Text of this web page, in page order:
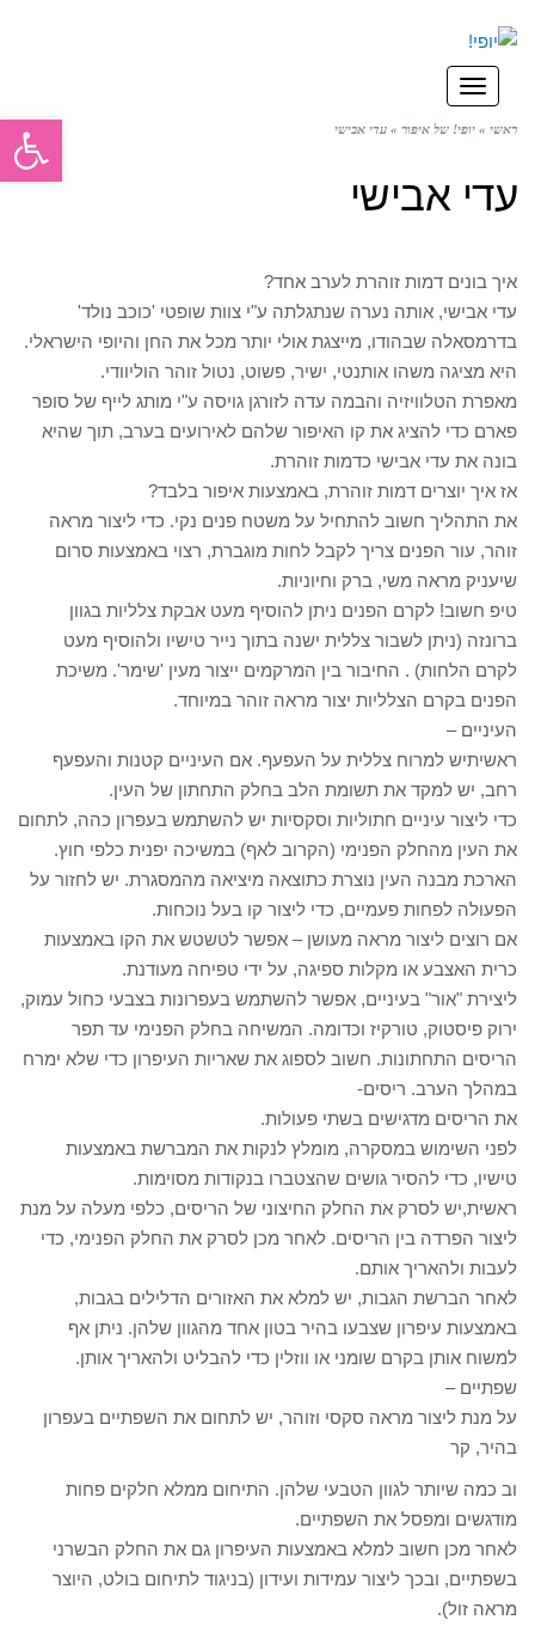
תפריט
ראשי » יופי! של איפור » עדי אבישי
עדי אבישי
איך בונים דמות זוהרת לערב אחד?
עדי אבישי, אותה נערה שנתגלתה ע"י צוות שופטי 'כוכב נולד'
בדרמסאלה שבהודו, מייצגת אולי יותר מכל את החן והיופי הישראלי.
היא מציגה משהו אותנטי, ישיר, פשוט, נטול זוהר הוליוודי.
מאפרת הטלוויזיה והבמה עדה לזורגן גויסה ע"י מותג לייף של סופר
פארם כדי להציג את קו האיפור שלהם לאירועים בערב, תוך שהיא
בונה את עדי אבישי כדמות זוהרת.
אז איך יוצרים דמות זוהרת, באמצעות איפור בלבד?
את התהליך חשוב להתחיל על משטח פנים נקי. כדי ליצור מראה
זוהר, עור הפנים צריך לקבל לחות מוגברת, רצוי באמצעות סרום
שיעניק מראה משי, ברק וחיוניות.
טיפ חשוב! לקרם הפנים ניתן להוסיף מעט אבקת צלליות בגוון
ברונזה (ניתן לשבור צללית ישנה בתוך נייר טישיו ולהוסיף מעט
לקרם הלחות) . החיבור בין המרקמים ייצור מעין 'שימר'. משיכת
הפנים בקרם הצלליות יצור מראה זוהר במיוחד.
העיניים –
ראשיתיש למרוח צללית על העפעף. אם העיניים קטנות והעפעף
רחב, יש למקד את תשומת הלב בחלק התחתון של העין.
כדי ליצור עיניים חתוליות וסקסיות יש להשתמש בעפרון כהה, לתחום
את העין מהחלק הפנימי (הקרוב לאף) במשיכה יפנית כלפי חוץ.
הארכת מבנה העין נוצרת כתוצאה מיציאה מהמסגרת. יש לחזור על
הפעולה לפחות פעמיים, כדי ליצור קו בעל נוכחות.
אם רוצים ליצור מראה מעושן – אפשר לטשטש את הקו באמצעות
כרית האצבע או מקלות ספיגה, על ידי טפיחה מעודנת.
ליצירת "אור" בעיניים, אפשר להשתמש בעפרונות בצבעי כחול עמוק,
ירוק פיסטוק, טורקיז וכדומה. המשיחה בחלק הפנימי עד תפר
הריסים התחתונות. חשוב לספוג את שאריות העיפרון כדי שלא ימרח
במהלך הערב. ריסים-
את הריסים מדגישים בשתי פעולות.
לפני השימוש במסקרה, מומלץ לנקות את המברשת באמצעות
טישיו, כדי להסיר גושים שהצטברו בנקודות מסוימות.
ראשית,יש לסרק את החלק החיצוני של הריסים, כלפי מעלה על מנת
ליצור הפרדה בין הריסים. לאחר מכן לסרק את החלק הפנימי, כדי
לעבות ולהאריך אותם.
לאחר הברשת הגבות, יש למלא את האזורים הדלילים בגבות,
באמצעות עיפרון שצבעו בהיר בטון אחד מהגוון שלהן. ניתן אף
למשוח אותן בקרם שומני או ווזלין כדי להבליט ולהאריך אותן.
שפתיים –
על מנת ליצור מראה סקסי וזוהר, יש לתחום את השפתיים בעפרון
בהיר, קר
וב כמה שיותר לגוון הטבעי שלהן. התיחום ממלא חלקים פחות
מודגשים ומפסל את השפתיים.
לאחר מכן חשוב למלא באמצעות העיפרון גם את החלק הבשרני
בשפתיים, ובכך ליצור עמידות ועידון (בניגוד לתיחום בולט, היוצר
מראה זול).
פתח